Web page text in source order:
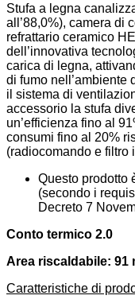
Stufa a legna
all’88,0%), camera di
refrattario ceramico
dell’innovativa
carica di legna,
di fumo nell’ambiente
il sistema di
accessorio la stufa
un’efficienza fino al
consumi fino al 20%
(radiocomando e filtro
Questo prodotto
(secondo i
Decreto 7
Conto termico 2.0
Area riscaldabile: 91
Caratteristiche di